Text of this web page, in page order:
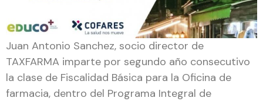
Juan Antonio Sanchez, socio director de
TAXFARMA imparte por segundo año consecutivo
la clase de Fiscalidad Básica para la Oficina de
farmacia, dentro del Programa Integral de